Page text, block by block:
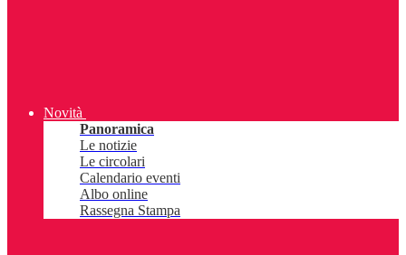
Novità
Panoramica
Le notizie
Le circolari
Calendario eventi
Albo online
Rassegna Stampa